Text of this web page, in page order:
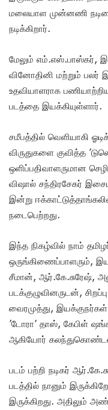
மலையாள முன்னணி
நடிக்கிறார்.
மேலும் எம்.எஸ்.பாஸ்கர்,
வினோதினி மற்றும் பலர்
உதவியாளராக
படத்தை இயக்கியுள்ளார்.
சமீபத்தில் வெளியாகி
விருதுகளை குவித்த
ஒளிப்பதிவாளருமான
விஷால் சந்திரசேகர்
இன்று
நடைபெற்றது.
இந்த நிகழ்வில் நாம்
ஒருங்கிணைப்பாளரும்,
சீமான், ஆர்.கே.சுரேஷ்,
படக்குழுவினருடன்,
வைரமுத்து,
’டோரா’ தாஸ், கேபிள்
ஆகியோர்
படம் பற்றி நடிகர்
படத்தில் நானும்
இருக்கிறது. அதிலும்